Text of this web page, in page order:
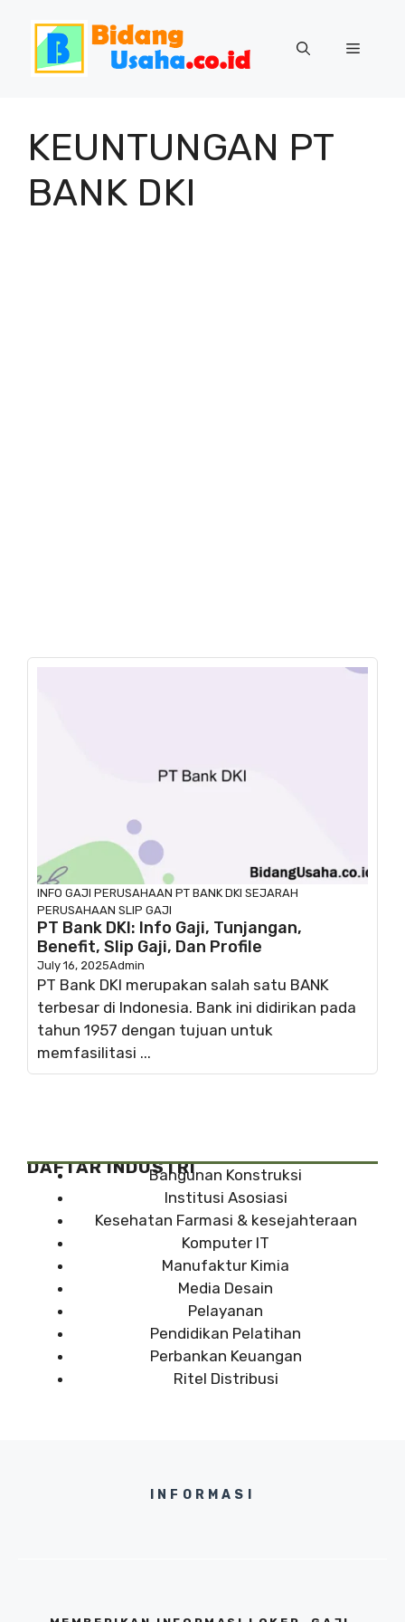
Menu
KEUNTUNGAN PT
BANK DKI
INFO GAJI PERUSAHAAN PT BANK DKI SEJARAH
PERUSAHAAN SLIP GAJI
PT Bank DKI: Info Gaji, Tunjangan,
Benefit, Slip Gaji, Dan Profile
July 16, 2025Admin
PT Bank DKI merupakan salah satu BANK
terbesar di Indonesia. Bank ini didirikan pada
tahun 1957 dengan tujuan untuk
memfasilitasi ...
DAFTAR INDUSTRIBangunan Konstruksi
Institusi Asosiasi
Kesehatan Farmasi & kesejahteraan
Komputer IT
Manufaktur Kimia
Media Desain
Pelayanan
Pendidikan Pelatihan
Perbankan Keuangan
Ritel Distribusi
INFORMASI